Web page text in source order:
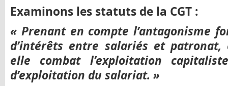
Examinons les statuts de la CGT :
« Prenant en compte l’antagonisme
d’intérêts entre salariés et
elle combat l’exploitation
d’exploitation du salariat. »